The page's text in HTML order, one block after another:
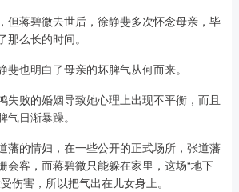
但蒋碧微去世后，徐静斐多次怀念母亲，毕
么长的时间。
斐也明白了母亲的坏脾气从何而来。
失败的婚姻导致她心理上出现不平衡，而且
气日渐暴躁。
藩的情妇，在一些公开的正式场所，张道藩
会客，而蒋碧微只能躲在家里，这场“地下
伤害，所以把气出在儿女身上。